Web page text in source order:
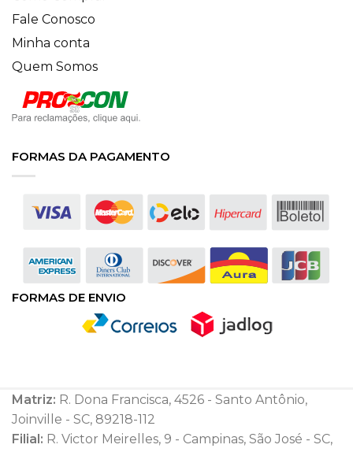
Fale Conosco
Minha conta
Quem Somos
FORMAS DA PAGAMENTO
FORMAS DE ENVIO
Matriz: R. Dona Francisca, 4526 - Santo Antônio,
Joinville - SC, 89218-112
Filial: R. Victor Meirelles, 9 - Campinas, São José - SC,